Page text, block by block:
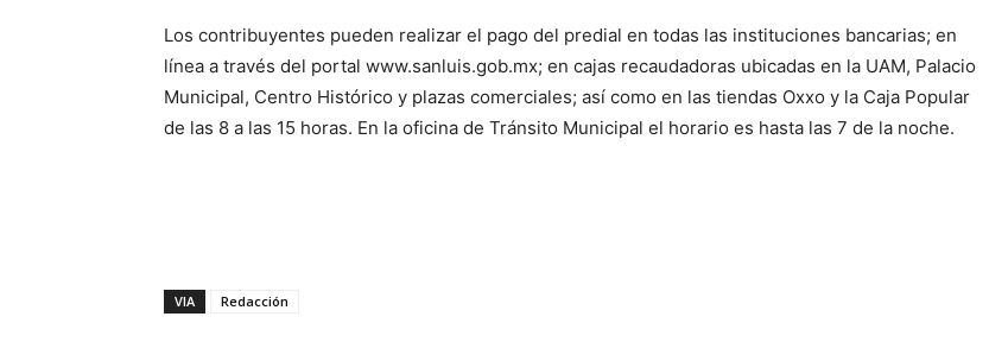
Los contribuyentes pueden realizar el pago del predial en todas las instituciones bancarias; en
línea a través del portal www.sanluis.gob.mx; en cajas recaudadoras ubicadas en la UAM, Palacio
Municipal, Centro Histórico y plazas comerciales; así como en las tiendas Oxxo y la Caja Popular
de las 8 a las 15 horas. En la oficina de Tránsito Municipal el horario es hasta las 7 de la noche.
VIA Redacción